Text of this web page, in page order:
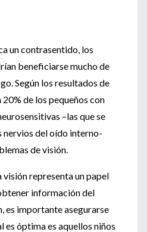
un contrasentido, los
beneficiarse mucho de
Según los resultados de
de los pequeños con
–las que se
nervios del oído interno-
de visión.
visión representa un papel
información del
es importante asegurarse
es óptima es aquellos niños